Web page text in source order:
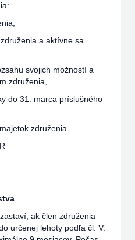
a aktívne sa
svojich možností a
združenia,
do 31. marca príslušného
združenia.
ak člen združenia
určenej lehoty podľa čl. V.